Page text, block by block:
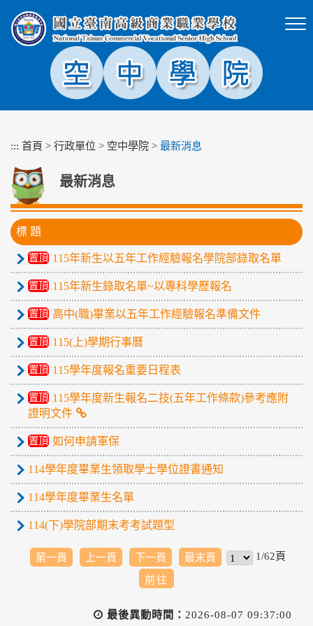
塊
::: 首頁 > 行政單位 > 空中學院 > 最新消息
最新消息
標 題
置頂 115年新生以五年工作經驗報名學院部錄取名單
置頂 115年新生錄取名單~以專科學歷報名
置頂 高中(職)畢業以五年工作經驗報名準備文件
置頂 115(上)學期行事曆
置頂 115學年度報名重要日程表
置頂 115學年度新生報名二技(五年工作條款)參考應附
證明文件
置頂 如何申請軍保
114學年度畢業生領取學士學位證書通知
114學年度畢業生名單
114(下)學院部期末考考試題型
第一頁 上一頁 下一頁 最末頁 1/62頁
最後異動時間： 2026-08-07 09:37:00